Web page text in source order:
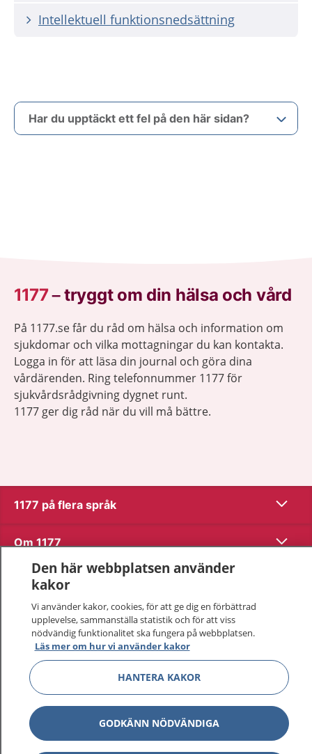
Intellektuell funktionsnedsättning
Har du upptäckt ett fel på den här sidan?
1177–tryggt om din hälsa och vård
På 1177.se får du råd om hälsa och information om
sjukdomar och vilka mottagningar du kan kontakta.
Logga in för att läsa din journal och göra dina
vårdärenden. Ring telefonnummer 1177 för
sjukvårdsrådgivning dygnet runt.
1177 ger dig råd när du vill må bättre.
1177 på flera språk Visa
Om 1177 Visa
Kontakt
Behandling av personuppgifter
Hantering av kakor
Inställningar för kakor
Den här webbplatsen använder
kakor
Vi använder kakor, cookies, för att ge dig en förbättrad
upplevelse, sammanställa statistik och för att viss
nödvändig funktionalitet ska fungera på webbplatsen.
Läs mer om hur vi använder kakor
HANTERA KAKOR
GODKÄNN NÖDVÄNDIGA